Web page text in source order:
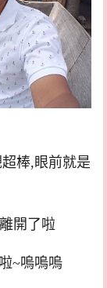
棒,眼前就是
開了啦
~嗚嗚嗚